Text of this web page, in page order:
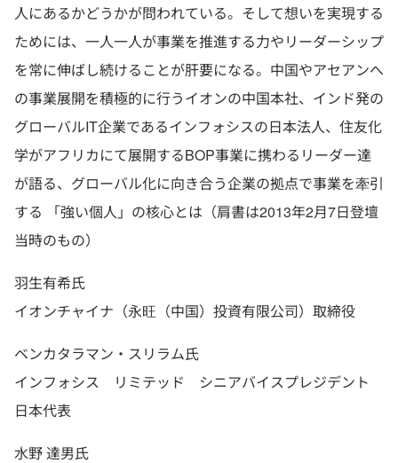
人にあるかどうかが問われている。そして想いを実現する
ためには、一人一人が事業を推進する力やリーダーシップ
を常に伸ばし続けることが肝要になる。中国やアセアンへ
の事業展開を積極的に行うイオンの中国本社、インド発の
グローバルIT企業であるインフォシスの日本法人、住友化
学がアフリカにて展開するBOP事業に携わるリーダー達
が語る、グローバル化に向き合う企業の拠点で事業を牽引
する 「強い個人」の核心とは（肩書は2013年2月7日登壇
当時のもの）
羽生有希氏
イオンチャイナ（永旺（中国）投資有限公司）取締役
ベンカタラマン・スリラム氏
インフォシス リミテッド シニアバイスプレジデント
日本代表
水野 達男氏